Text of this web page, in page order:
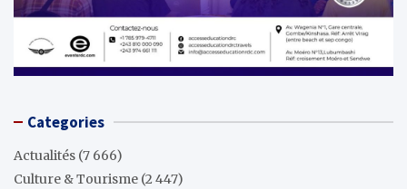
Categories
Actualités (7 666)
Culture & Tourisme (2 447)